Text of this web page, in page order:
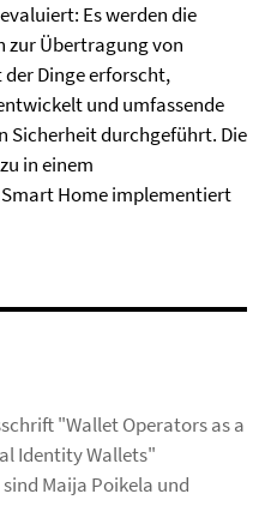
Es werden die
zur Übertragung von
Dinge erforscht,
und umfassende
Sicherheit durchgeführt. Die
in einem
Home implementiert
"Wallet Operators as a
Identity Wallets"
Maija Poikela und